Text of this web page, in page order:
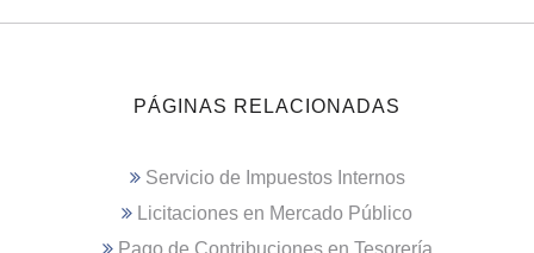
PÁGINAS RELACIONADAS
Servicio de Impuestos Internos
Licitaciones en Mercado Público
Pago de Contribuciones en Tesorería